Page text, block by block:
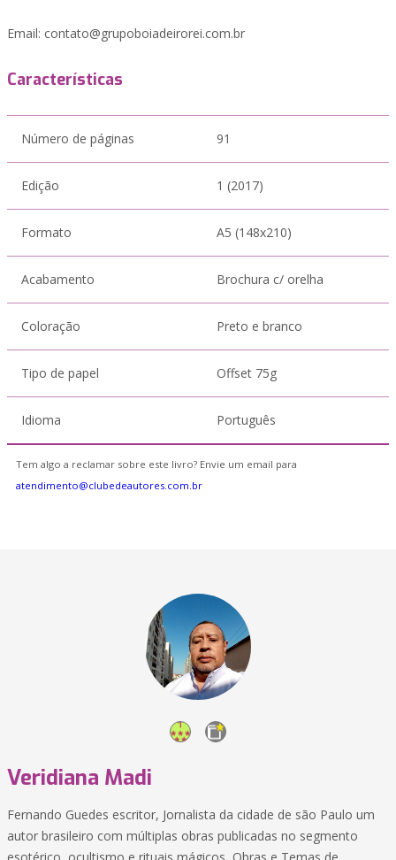
Email: contato@grupoboiadeirorei.com.br
Características
Número de páginas 91
Edição 1 (2017)
Formato A5 (148x210)
Acabamento Brochura c/ orelha
Coloração Preto e branco
Tipo de papel Offset 75g
Idioma Português
Tem algo a reclamar sobre este livro? Envie um email para
atendimento@clubedeautores.com.br
Veridiana Madi
Fernando Guedes escritor, Jornalista da cidade de são Paulo um
autor brasileiro com múltiplas obras publicadas no segmento